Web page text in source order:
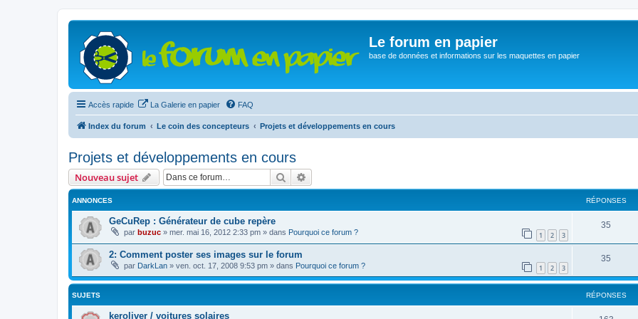
Le forum en papier
base de données et informations sur les maquettes en papier
Accès rapide La Galerie en papier FAQ
Index du forum Le coin des concepteurs Projets et développements en cours
Projets et développements en cours
Nouveau sujet Rechercher
ANNONCES RÉPONSES
GeCuRep : Générateur de cube repère
par buzuc » mer. mai 16, 2012 2:33 pm » dans Pourquoi ce forum ? 1 2 3
35
2: Comment poster ses images sur le forum
par DarkLan » ven. oct. 17, 2008 9:53 pm » dans Pourquoi ce forum ? 1 2 3
35
SUJETS RÉPONSES
keroliver / voitures solaires